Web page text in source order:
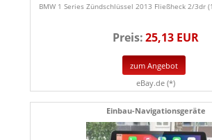
BMW 1 Series Zündschlüssel 2013 Fließheck 2/3dr
Preis:25,13 EUR
zum Angebot
eBay.de (*)
Einbau-Navigationsgeräte